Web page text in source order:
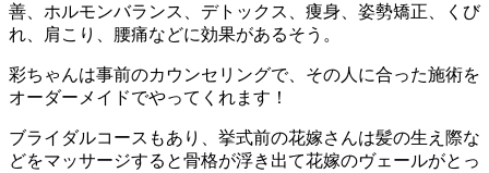
善、ホルモンバランス、デトックス、痩身、姿勢矯正、くび
れ、肩こり、腰痛などに効果があるそう。
彩ちゃんは事前のカウンセリングで、その人に合った施術を
オーダーメイドでやってくれます！
ブライダルコースもあり、挙式前の花嫁さんは髪の生え際な
どをマッサージすると骨格が浮き出て花嫁のヴェールがとっ